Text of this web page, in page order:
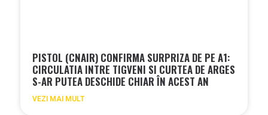
PISTOL (CNAIR) CONFIRMA SURPRIZA DE PE A1:
CIRCULATIA INTRE TIGVENI SI CURTEA DE ARGES
S-AR PUTEA DESCHIDE CHIAR ÎN ACEST AN
VEZI MAI MULT